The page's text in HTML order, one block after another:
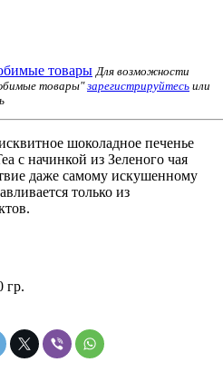
товары Для возможности
товары"зарегистрируйтесь или
шоколадное печенье
с начинкой из Зеленого чая
даже самому искушенному
только из
гр.